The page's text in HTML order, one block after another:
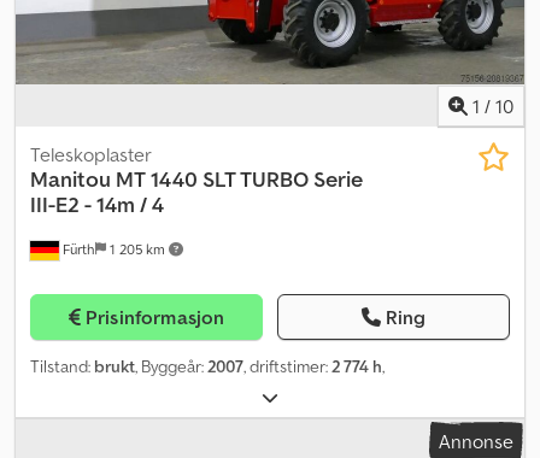
1 / 10
Fürth 1 205 km
Teleskoplaster
Manitou MT 1440 SLT TURBO Serie
III-E2 - 14m / 4
Prisinformasjon Ring
Tilstand: brukt, Byggeår:2007, driftstimer:2 774 h,
Annonse